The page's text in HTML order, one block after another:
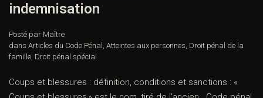
indemnisation
Posté par Maître
dans Articles du Code Pénal , Atteintes aux personnes, Droit pénal de la
famille, Droit pénal spécial
Coups et blessures : définition, conditions et sanctions : «